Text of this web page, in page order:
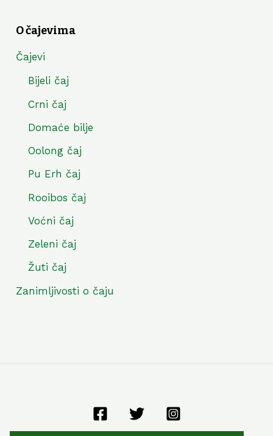
O čajevima
Čajevi
Bijeli čaj
Crni čaj
Domaće bilje
Oolong čaj
Pu Erh čaj
Rooibos čaj
Voćni čaj
Zeleni čaj
Žuti čaj
Zanimljivosti o čaju